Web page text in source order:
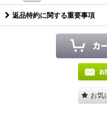
返品特約に関する重要事項
お気